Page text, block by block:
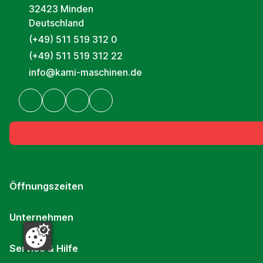
32423 Minden
Deutschland
(+49) 511 519 312 0
(+49) 511 519 312 22
info@kami-maschinen.de
Öffnungszeiten
Unternehmen
Service & Hilfe